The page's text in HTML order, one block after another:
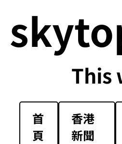
This
首
頁
香港
新聞